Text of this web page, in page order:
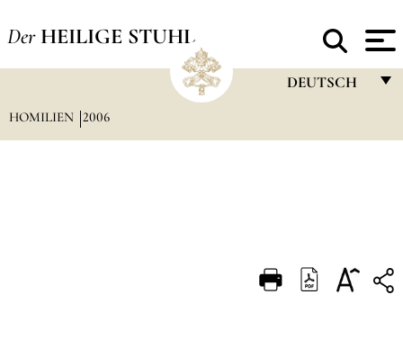
Der HEILIGE STUHL
DEUTSCH
DEUTSCH
HOMILIEN 2006